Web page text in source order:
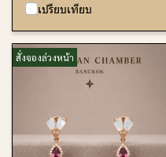
เปรียบเทียบ
สั่งจองล่วงหน้า